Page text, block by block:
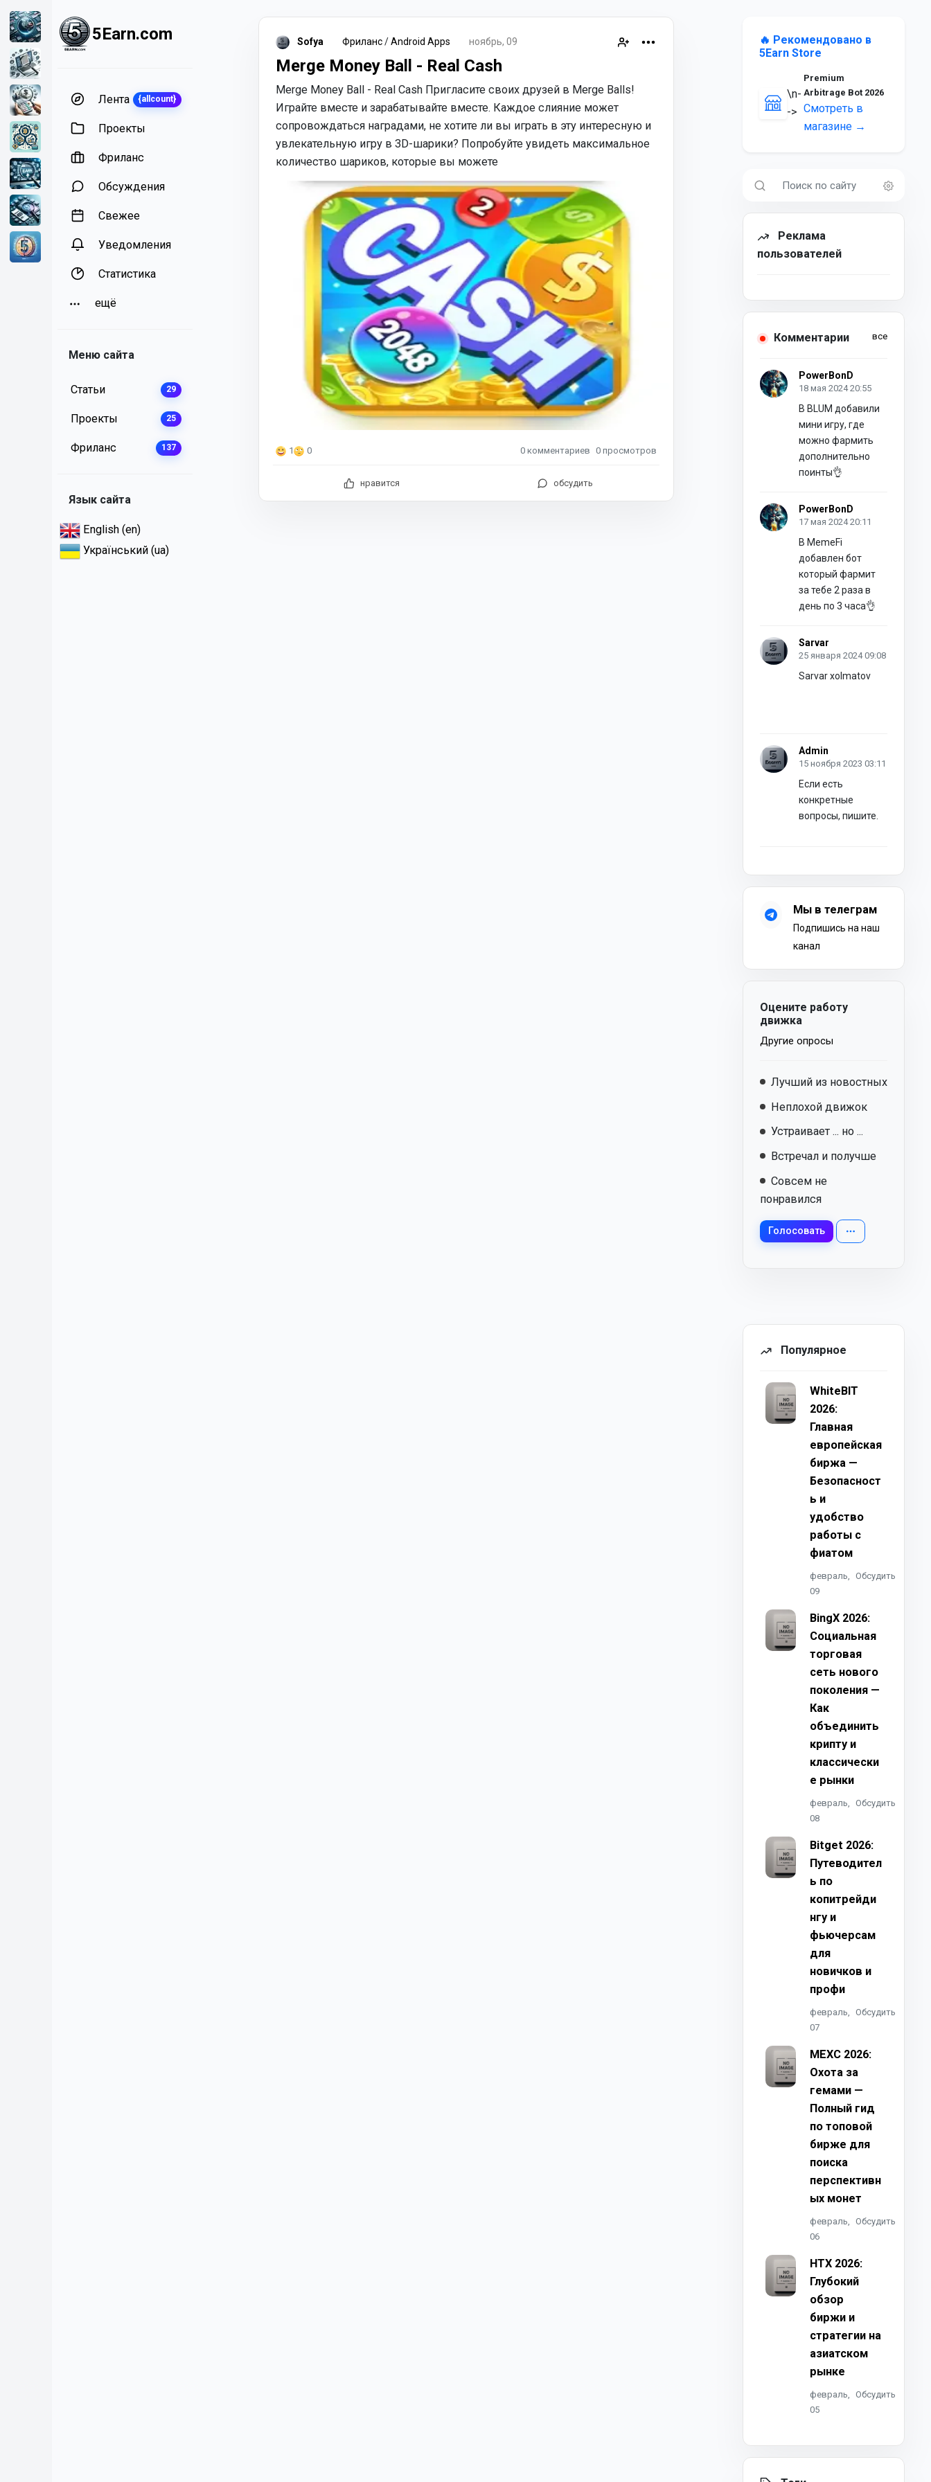
5Earn.com
Лента {allcount}
Проекты
Фриланс
Обсуждения
Свежее
Уведомления
Статистика
ещё
Меню сайта
Статьи 29
Проекты 25
Фриланс 137
Язык сайта
English (en)
Український (ua)
Sofya Фриланс/Android Apps ноябрь, 09
Merge Money Ball - Real Cash
Merge Money Ball - Real Cash Пригласите своих друзей в Merge Balls!
Играйте вместе и зарабатывайте вместе. Каждое слияние может
сопровождаться наградами, не хотите ли вы играть в эту интересную и
увлекательную игру в 3D-шарики? Попробуйте увидеть максимальное
количество шариков, которые вы можете
1 0 0 комментариев 0 просмотров
нравится обсудить
🔥 Рекомендовано в
5Earn Store
\n-
->
Premium
Arbitrage Bot 2026
Смотреть в
магазине →
Реклама
пользователей
Комментарии все
PowerBonD
18 мая 2024 20:55
В BLUM добавили
мини игру, где
можно фармить
дополнительно
поинты👌
PowerBonD
17 мая 2024 20:11
В MemeFi
добавлен бот
который фармит
за тебе 2 раза в
день по 3 часа👌
Sarvar
25 января 2024 09:08
Sarvar xolmatov
Admin
15 ноября 2023 03:11
Если есть
конкретные
вопросы, пишите.
Мы в телеграм
Подпишись на наш
канал
Оцените работу
движка
Другие опросы
Лучший из новостных
Неплохой движок
Устраивает ... но ...
Встречал и получше
Совсем не
понравился
Голосовать
Популярное
WhiteBIT
2026:
Главная
европейская
биржа —
Безопасност
ь и
удобство
работы с
фиатом
февраль,
09
Обсудить
BingX 2026:
Социальная
торговая
сеть нового
поколения —
Как
объединить
крипту и
классически
е рынки
февраль,
08
Обсудить
Bitget 2026:
Путеводител
ь по
копитрейди
нгу и
фьючерсам
для
новичков и
профи
февраль,
07
Обсудить
MEXC 2026:
Охота за
гемами —
Полный гид
по топовой
бирже для
поиска
перспективн
ых монет
февраль,
06
Обсудить
HTX 2026:
Глубокий
обзор
биржи и
стратегии на
азиатском
рынке
февраль,
05
Обсудить